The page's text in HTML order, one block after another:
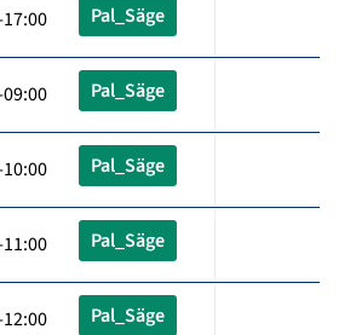
Pal_Säge
Pal_Säge
Pal_Säge
Pal_Säge
Pal_Säge